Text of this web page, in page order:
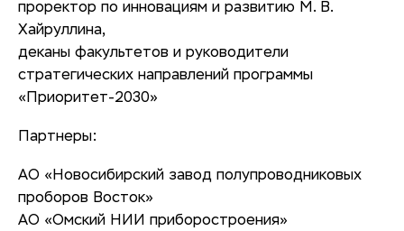
проректор по инновациям и развитию М. В.
Хайруллина,
деканы факультетов и руководители
стратегических направлений программы
«Приоритет-2030»
Партнеры:
АО «Новосибирский завод полупроводниковых
проборов Восток»
АО «Омский НИИ приборостроения»